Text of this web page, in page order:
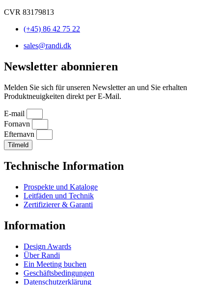
CVR 83179813
(+45) 86 42 75 22
sales@randi.dk
Newsletter abonnieren
Melden Sie sich für unseren Newsletter an und Sie erhalten
Produktneuigkeiten direkt per E-Mail.
E-mail
Fornavn
Efternavn
Tilmeld
Technische Information
Prospekte und Kataloge
Leitfäden und Technik
Zertifizierer & Garanti
Information
Design Awards
Über Randi
Ein Meeting buchen
Geschäftsbedingungen
Datenschutzerklärung